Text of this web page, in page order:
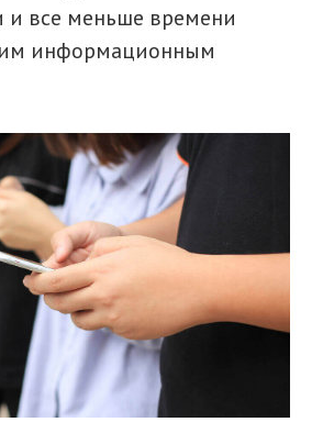
и все меньше времени
информационным